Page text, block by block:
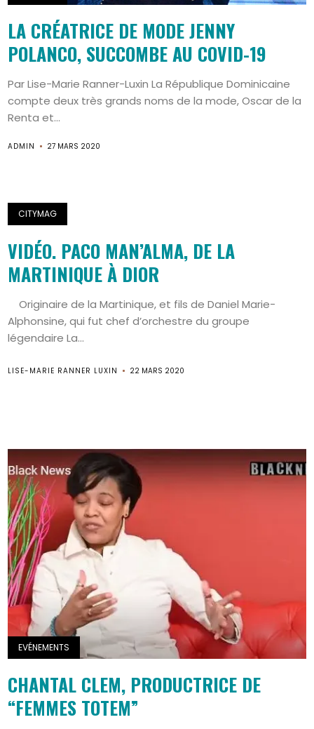
LA CRÉATRICE DE MODE JENNY
POLANCO, SUCCOMBE AU COVID-19
Par Lise-Marie Ranner-Luxin La République Dominicaine
compte deux très grands noms de la mode, Oscar de la
Renta et...
ADMIN 27 MARS 2020
CITYMAG
VIDÉO. PACO MAN’ALMA, DE LA
MARTINIQUE À DIOR
Originaire de la Martinique, et fils de Daniel Marie-
Alphonsine, qui fut chef d’orchestre du groupe
légendaire La...
LISE-MARIE RANNER LUXIN 22 MARS 2020
EVÉNEMENTS
CHANTAL CLEM, PRODUCTRICE DE
“FEMMES TOTEM”